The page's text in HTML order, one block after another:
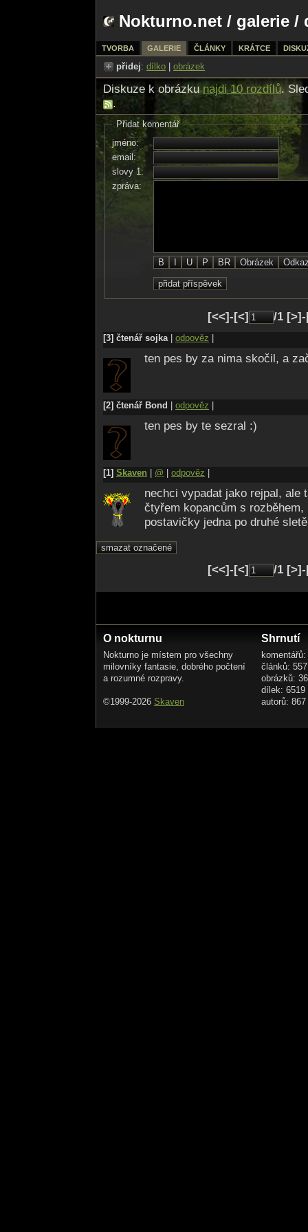
Nokturno.net / galerie /
TVORBA GALERIE ČLÁNKY KRÁTCE
přidej: dílko obrázek
Diskuze k obrázkunajdi 10 rozdílů.
.
Přidat komentář
jméno:
email:
slovy 1:
zpráva:
[<<]-[<] /1
[3] čtenář sojka| odpověz
ten pes by za nima skočil, a
[2] čtenář Bond odpověz
ten pes by te sezral :)
[1] Skaven @ odpověz
nechci vypadat jako rejpal, ale
čtyřem kopancům s
postavičky jedna po druhé
[<<]-[<] /1
O nokturnu
Nokturno je místem pro všechny
milovníky fantasie, dobrého počtení
a rozumné rozpravy.
©1999-2026 Skaven
Shrnutí
článků: 557
obrázků:
dílek: 6519
autorů: 867